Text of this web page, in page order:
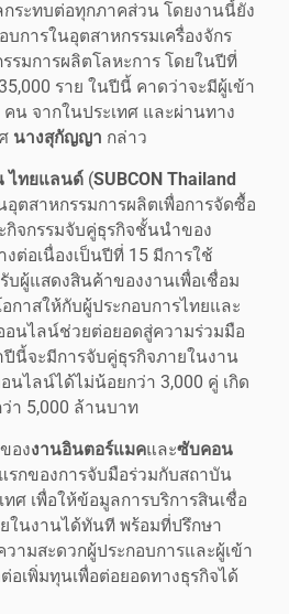
ระทบต่อทุกภาคส่วน โดยงานนี้ยัง
การในอุตสาหกรรมเครื่องจักร
รมการผลิตโลหะการ โดยในปีที่
ราย ในปีนี้ คาดว่าจะมีผู้เข้า
น จากในประเทศ และผ่านทาง
นางสุกัญญา กล่าว
ไทยแลนด์ (SUBCON Thailand
ตสาหกรรมการผลิตเพื่อการจัดซื้อ
จกรรมจับคู่ธุรกิจชั้นนำของ
ต่อเนื่องเป็นปีที่ 15 มีการใช้
บผู้แสดงสินค้าของงานเพื่อเชื่อม
กาสให้กับผู้ประกอบการไทยและ
นไลน์ช่วยต่อยอดสู่ความร่วมมือ
นี้จะมีการจับคู่ธุรกิจภายในงาน
นไลน์ได้ไม่น้อยกว่า 3,000 คู่ เกิด
า 5,000 ล้านบาท
องงานอินตอร์แมคและซับคอน
รกของการจับมือร่วมกับสถาบัน
ศ เพื่อให้ข้อมูลการบริการสินเชื่อ
ยในงานได้ทันที พร้อมที่ปรึกษา
ามสะดวกผู้ประกอบการและผู้เข้า
อเพิ่มทุนเพื่อต่อยอดทางธุรกิจได้